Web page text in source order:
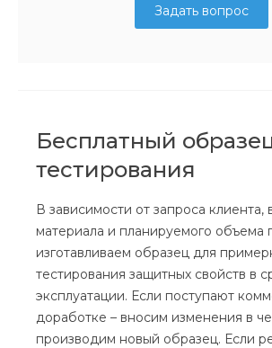
Задать вопрос
Бесплатный
тестирования
В зависимости от запроса клиента,
материала и планируемого объема
изготавливаем образец для
тестирования защитных свойств в
эксплуатации. Если поступают
доработке – вносим изменения в
производим новый образец. Если